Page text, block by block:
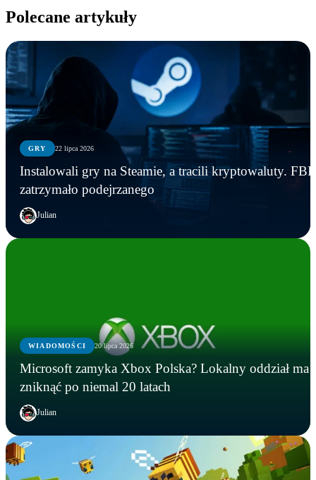
Polecane artykuły
GRY 22 lipca 2026
Instalowali gry na Steamie, a tracili kryptowaluty. FBI
zatrzymało podejrzanego
Julian
WIADOMOŚCI 20 lipca 2026
Microsoft zamyka Xbox Polska? Lokalny oddział ma
zniknąć po niemal 20 latach
Julian